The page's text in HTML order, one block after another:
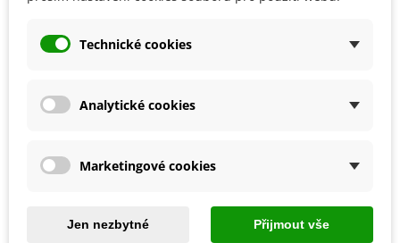
SOUVISEJÍCÍ PRODUKTY
Technické cookies
Analytické cookies
Marketingové cookies
Jen nezbytné Přijmout vše